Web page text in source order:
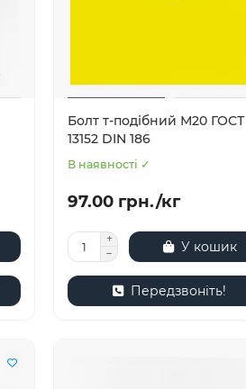
Болт т-подібний М20 ГОСТ
13152 DIN 186
В наявності ✓
97.00 грн./кг
У кошик
Передзвоніть!